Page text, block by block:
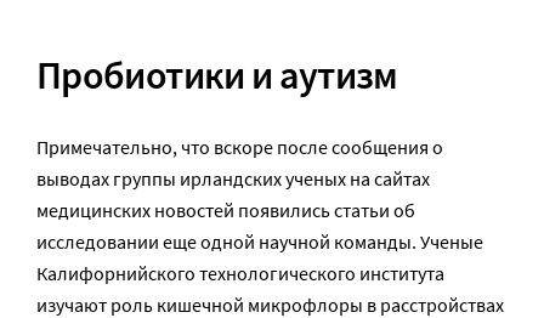
Пробиотики и аутизм
Примечательно, что вскоре после сообщения о
выводах группы ирландских ученых на сайтах
медицинских новостей появились статьи об
исследовании еще одной научной команды. Ученые
Калифорнийского технологического института
изучают роль кишечной микрофлоры в расстройствах